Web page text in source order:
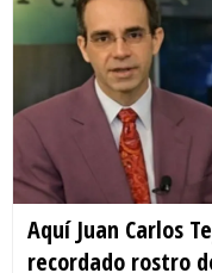
Aquí Juan Carlos
recordado rostro